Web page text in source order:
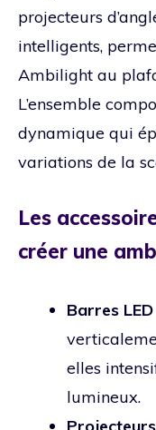
projecteurs
intelligents,
Ambilight au
L’ensemble
dynamique qui
variations de la
Les
créer une
Barres
elles
lumineux.